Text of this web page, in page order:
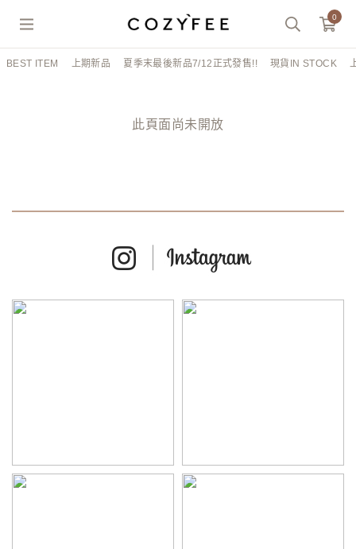
0
BEST ITEM 上期新品 夏季末最後新品7/12正式發售!! 現貨IN STOCK
此頁面尚未開放